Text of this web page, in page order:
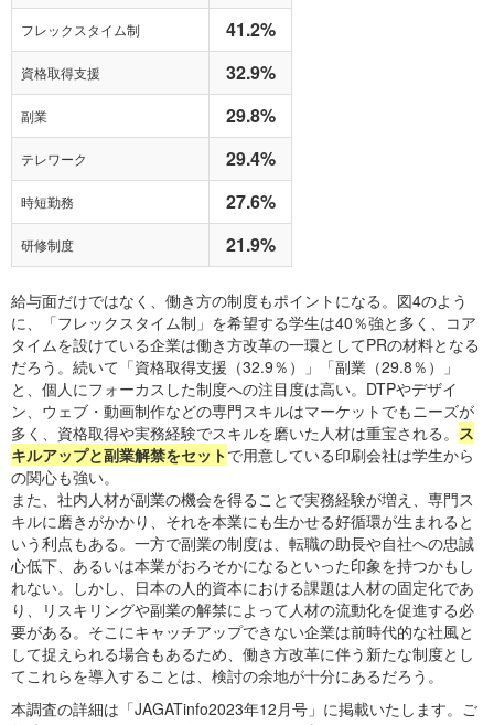
フレックスタイム制 41.2%
資格取得支援 32.9%
副業 29.8%
テレワーク 29.4%
時短勤務 27.6%
研修制度 21.9%
給与面だけではなく、働き方の制度もポイントになる。図4のよう
に、「フレックスタイム制」を希望する学生は40％強と多く、コア
タイムを設けている企業は働き方改革の一環としてPRの材料となる
だろう。続いて「資格取得支援（32.9％）」「副業（29.8％）」
と、個人にフォーカスした制度への注目度は高い。DTPやデザイ
ン、ウェブ・動画制作などの専門スキルはマーケットでもニーズが
多く、資格取得や実務経験でスキルを磨いた人材は重宝される。 ス
キルアップと副業解禁をセットで用意している印刷会社は学生から
の関心も強い。
また、社内人材が副業の機会を得ることで実務経験が増え、専門ス
キルに磨きがかかり、それを本業にも生かせる好循環が生まれると
いう利点もある。一方で副業の制度は、転職の助長や自社への忠誠
心低下、あるいは本業がおろそかになるといった印象を持つかもし
れない。しかし、日本の人的資本における課題は人材の固定化であ
り、リスキリングや副業の解禁によって人材の流動化を促進する必
要がある。そこにキャッチアップできない企業は前時代的な社風と
して捉えられる場合もあるため、働き方改革に伴う新たな制度とし
てこれらを導入することは、検討の余地が十分にあるだろう。
本調査の詳細は「JAGATinfo2023年12月号」に掲載いたします。ご